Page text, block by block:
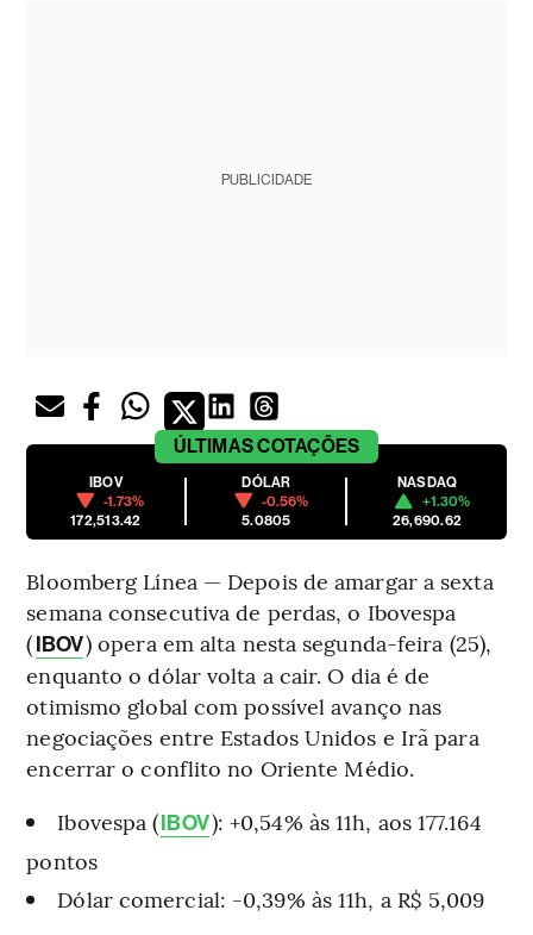
PUBLICIDADE
ÚLTIMASCOTAÇÕES
IBOV
-1.73%
172,513.42
DÓLAR
-0.56%
5.0805
NASDAQ
+1.30%
26,690.62
Bloomberg Línea — Depois de amargar a sexta
semana consecutiva de perdas, o Ibovespa
(IBOV) opera em alta nesta segunda-feira (25),
enquanto o dólar volta a cair. O dia é de
otimismo global com possível avanço nas
negociações entre Estados Unidos e Irã para
encerrar o conflito no Oriente Médio.
Ibovespa (IBOV): +0,54% às 11h, aos 177.164
pontos
Dólar comercial: -0,39% às 11h, a R$ 5,009